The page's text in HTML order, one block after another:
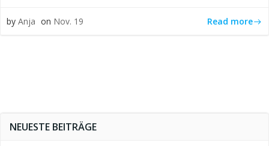
by Anja on Nov. 19 Read more
NEUESTE BEITRÄGE